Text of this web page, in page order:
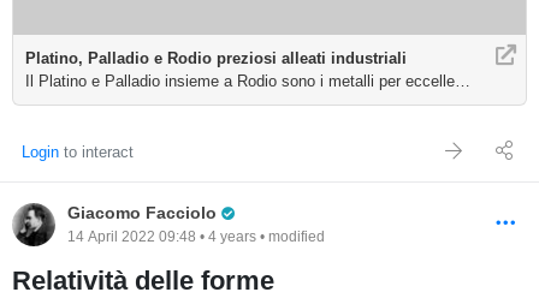
Platino, Palladio e Rodio preziosi alleati industriali
Il Platino e Palladio insieme a Rodio sono i metalli per eccellenza
Login to interact
Giacomo Facciolo
14 April 2022 09:48 • 4 years • modified
Relatività delle forme